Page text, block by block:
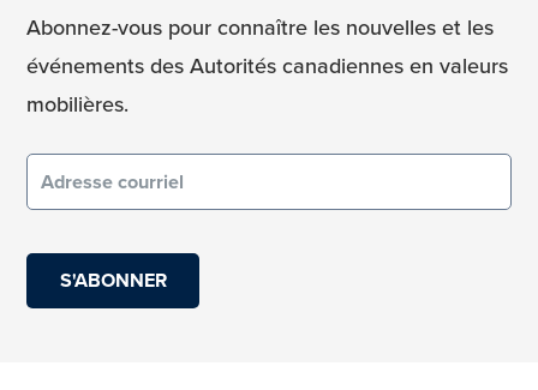
Abonnez-vous pour connaître les nouvelles et les
événements des Autorités canadiennes en valeurs
mobilières.
Courriel
(obligatoire)